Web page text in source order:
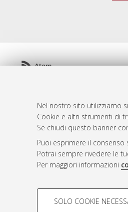
Nel nostro sito utilizziamo
Cookie e altri strumenti di
Se chiudi questo banner
Puoi esprimere il
Potrai sempre rivedere le
Per maggiori informazioni
COOKIE DI
SOLO COOKIE
Atom